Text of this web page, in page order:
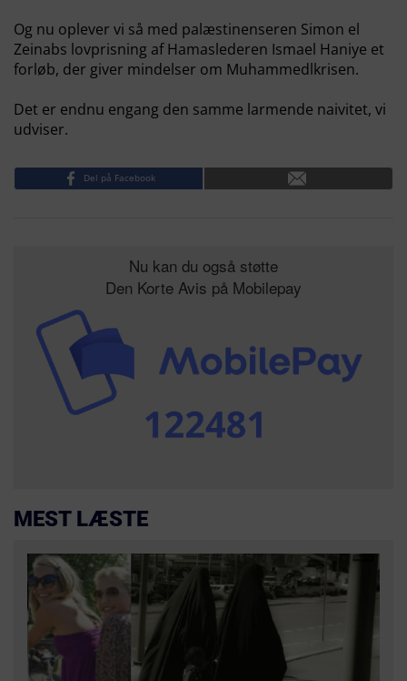
Og nu oplever vi så med palæstinenseren Simon el
Zeinabs lovprisning af Hamaslederen Ismael Haniye et
forløb, der giver mindelser om Muhammedlkrisen.
Det er endnu engang den samme larmende naivitet, vi
udviser.
Del på Facebook
Nu kan du også støtte
Den Korte Avis på Mobilepay
MEST LÆSTE